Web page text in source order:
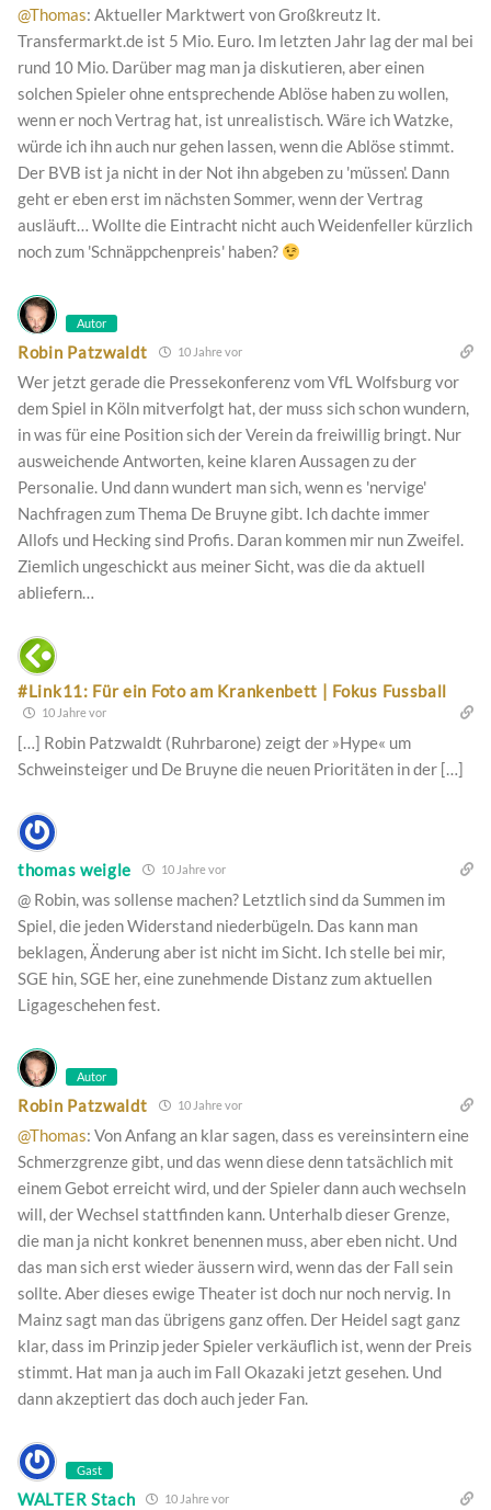
@Thomas: Aktueller Marktwert von Großkreutz lt.
Transfermarkt.de ist 5 Mio. Euro. Im letzten Jahr lag der mal bei
rund 10 Mio. Darüber mag man ja diskutieren, aber einen
solchen Spieler ohne entsprechende Ablöse haben zu wollen,
wenn er noch Vertrag hat, ist unrealistisch. Wäre ich Watzke,
würde ich ihn auch nur gehen lassen, wenn die Ablöse stimmt.
Der BVB ist ja nicht in der Not ihn abgeben zu 'müssen'. Dann
geht er eben erst im nächsten Sommer, wenn der Vertrag
ausläuft… Wollte die Eintracht nicht auch Weidenfeller kürzlich
noch zum 'Schnäppchenpreis' haben?
Autor
Robin Patzwaldt 10 Jahre vor
Wer jetzt gerade die Pressekonferenz vom VfL Wolfsburg vor
dem Spiel in Köln mitverfolgt hat, der muss sich schon wundern,
in was für eine Position sich der Verein da freiwillig bringt. Nur
ausweichende Antworten, keine klaren Aussagen zu der
Personalie. Und dann wundert man sich, wenn es 'nervige'
Nachfragen zum Thema De Bruyne gibt. Ich dachte immer
Allofs und Hecking sind Profis. Daran kommen mir nun Zweifel.
Ziemlich ungeschickt aus meiner Sicht, was die da aktuell
abliefern…
#Link11: Für ein Foto am Krankenbett | Fokus Fussball
10 Jahre vor
[…] Robin Patzwaldt (Ruhrbarone) zeigt der »Hype« um
Schweinsteiger und De Bruyne die neuen Prioritäten in der […]
thomas weigle 10 Jahre vor
@ Robin, was sollense machen? Letztlich sind da Summen im
Spiel, die jeden Widerstand niederbügeln. Das kann man
beklagen, Änderung aber ist nicht im Sicht. Ich stelle bei mir,
SGE hin, SGE her, eine zunehmende Distanz zum aktuellen
Ligageschehen fest.
Autor
Robin Patzwaldt 10 Jahre vor
@Thomas: Von Anfang an klar sagen, dass es vereinsintern eine
Schmerzgrenze gibt, und das wenn diese denn tatsächlich mit
einem Gebot erreicht wird, und der Spieler dann auch wechseln
will, der Wechsel stattfinden kann. Unterhalb dieser Grenze,
die man ja nicht konkret benennen muss, aber eben nicht. Und
das man sich erst wieder äussern wird, wenn das der Fall sein
sollte. Aber dieses ewige Theater ist doch nur noch nervig. In
Mainz sagt man das übrigens ganz offen. Der Heidel sagt ganz
klar, dass im Prinzip jeder Spieler verkäuflich ist, wenn der Preis
stimmt. Hat man ja auch im Fall Okazaki jetzt gesehen. Und
dann akzeptiert das doch auch jeder Fan.
Gast
WALTER Stach 10 Jahre vor